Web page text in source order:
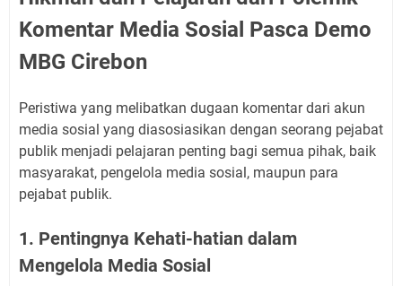
Komentar Media Sosial Pasca Demo
MBG Cirebon
Peristiwa yang melibatkan dugaan komentar dari akun
media sosial yang diasosiasikan dengan seorang pejabat
publik menjadi pelajaran penting bagi semua pihak, baik
masyarakat, pengelola media sosial, maupun para
pejabat publik.
1. Pentingnya Kehati-hatian dalam
Mengelola Media Sosial